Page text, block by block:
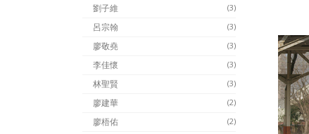
(3)
劉子維
(3)
呂宗翰
(3)
廖敬堯
(3)
李佳懷
(3)
林聖賢
(2)
廖建華
(2)
廖梧佑